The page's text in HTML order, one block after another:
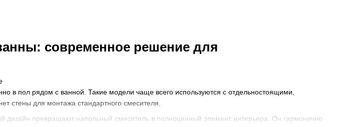
современное решение для
в пол рядом с ванной. Такие модели чаще всего используются с отдельностоящими,
стены для монтажа стандартного смесителя.
дизайн превращают напольный смеситель в полноценный элемент интерьера. Он гармонично